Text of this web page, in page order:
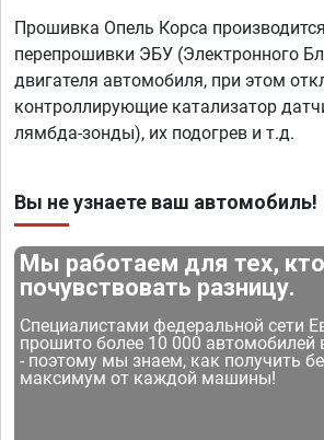
Прошивка Опель Корса
перепрошивки ЭБУ (Электронного
двигателя автомобиля, при этом
контроллирующие катализатор
лямбда-зонды), их подогрев и т.д.
Вы не узнаете ваш автомобиль!
Мы работаем для тех,
почувствовать разницу.
Специалистами федеральной сети
прошито более 10 000 автомобилей
- поэтому мы знаем, как получить
максимум от каждой машины!